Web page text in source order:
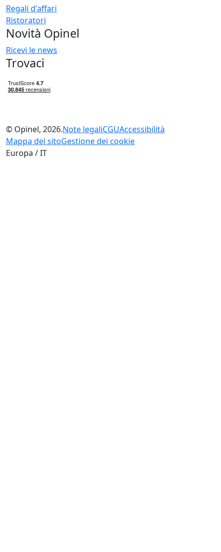
Regali d'affari
Ristoratori
Novità Opinel
Ricevi le news
Trovaci
© Opinel, 2026.Note legaliCGUAccessibilità
Mappa del sitoGestione dei cookie
Europa / IT